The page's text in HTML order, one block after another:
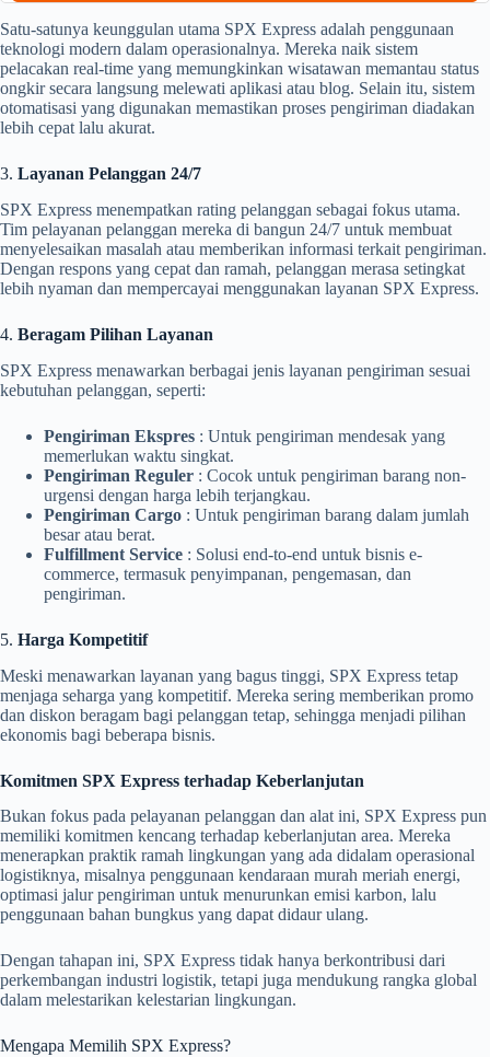
Satu-satunya keunggulan utama SPX Express adalah penggunaan
teknologi modern dalam operasionalnya. Mereka naik sistem
pelacakan real-time yang memungkinkan wisatawan memantau status
ongkir secara langsung melewati aplikasi atau blog. Selain itu, sistem
otomatisasi yang digunakan memastikan proses pengiriman diadakan
lebih cepat lalu akurat.
3. Layanan Pelanggan 24/7
SPX Express menempatkan rating pelanggan sebagai fokus utama.
Tim pelayanan pelanggan mereka di bangun 24/7 untuk membuat
menyelesaikan masalah atau memberikan informasi terkait pengiriman.
Dengan respons yang cepat dan ramah, pelanggan merasa setingkat
lebih nyaman dan mempercayai menggunakan layanan SPX Express.
4. Beragam Pilihan Layanan
SPX Express menawarkan berbagai jenis layanan pengiriman sesuai
kebutuhan pelanggan, seperti:
Pengiriman Ekspres : Untuk pengiriman mendesak yang
memerlukan waktu singkat.
Pengiriman Reguler : Cocok untuk pengiriman barang non-
urgensi dengan harga lebih terjangkau.
Pengiriman Cargo : Untuk pengiriman barang dalam jumlah
besar atau berat.
Fulfillment Service : Solusi end-to-end untuk bisnis e-
commerce, termasuk penyimpanan, pengemasan, dan
pengiriman.
5. Harga Kompetitif
Meski menawarkan layanan yang bagus tinggi, SPX Express tetap
menjaga seharga yang kompetitif. Mereka sering memberikan promo
dan diskon beragam bagi pelanggan tetap, sehingga menjadi pilihan
ekonomis bagi beberapa bisnis.
Komitmen SPX Express terhadap Keberlanjutan
Bukan fokus pada pelayanan pelanggan dan alat ini, SPX Express pun
memiliki komitmen kencang terhadap keberlanjutan area. Mereka
menerapkan praktik ramah lingkungan yang ada didalam operasional
logistiknya, misalnya penggunaan kendaraan murah meriah energi,
optimasi jalur pengiriman untuk menurunkan emisi karbon, lalu
penggunaan bahan bungkus yang dapat didaur ulang.
Dengan tahapan ini, SPX Express tidak hanya berkontribusi dari
perkembangan industri logistik, tetapi juga mendukung rangka global
dalam melestarikan kelestarian lingkungan.
Mengapa Memilih SPX Express?